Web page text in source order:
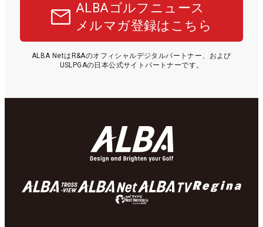
ALBAゴルフニュース
メルマガ登録はこちら
ALBA NetはR&Aのオフィシャルデジタルパートナー、および
USLPGAの日本公式サイトパートナーです。